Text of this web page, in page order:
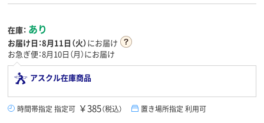
在庫： あり
お届け日：8月11日（火）にお届け
お急ぎ便：8月10日（月）にお届け
アスクル在庫商品
時間帯指定 指定可 ￥385（税込） 置き場所指定 利用可